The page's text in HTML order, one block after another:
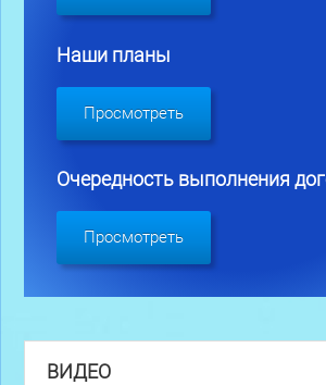
Наши планы
Просмотреть
Очередность выполнения
Просмотреть
ВИДЕО